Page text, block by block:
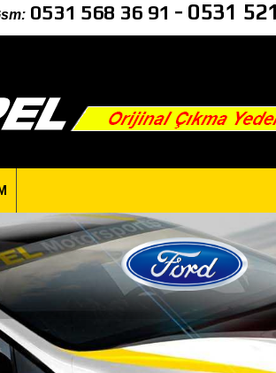
: 0531 568 36 91 - 0531 521